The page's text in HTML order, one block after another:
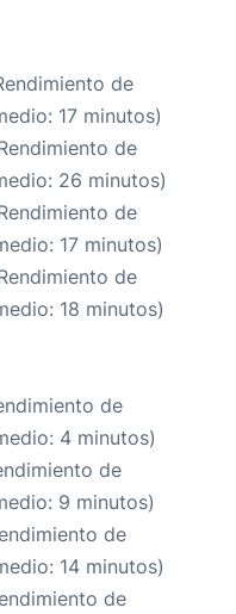
de
17 minutos)
de
26 minutos)
de
17 minutos)
de
18 minutos)
de
4 minutos)
de
9 minutos)
de
14 minutos)
de